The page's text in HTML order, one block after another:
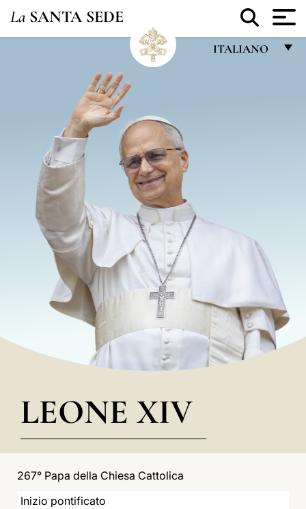
La SANTA SEDE
ITALIANO
POLSKI
LATINE
LEONE XIV
267° Papa della Chiesa Cattolica
Inizio pontificato